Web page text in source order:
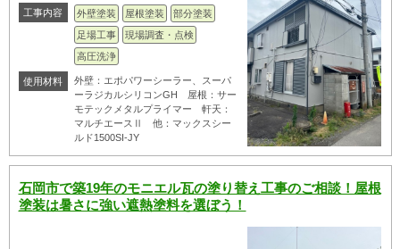
工事内容 外壁塗装 屋根塗装
部分塗装
足場工事
現場調査・点検
高圧洗浄
使用材料
外壁：エポパワーシーラー、スーパ
ーラジカルシリコンGH 屋根：サー
モテックメタルプライマー 軒天：
マルチエースⅡ 他：マックスシー
ルド1500SI-JY
石岡市で築19年のモニエル瓦の塗り替え工事のご相談！屋根
塗装は暑さに強い遮熱塗料を選ぼう！